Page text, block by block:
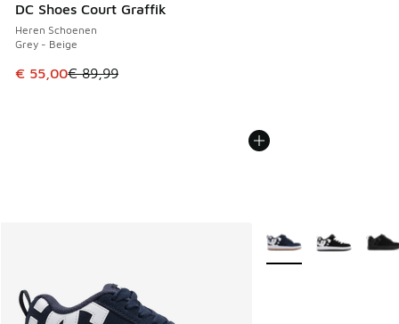
DC Shoes Court Graffik
Heren Schoenen
Grey - Beige
Dit artikel is in de uitverkoop. Dit artikel is in de
€ 55,00€ 89,99
Meer kleuren